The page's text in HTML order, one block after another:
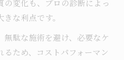
の変化も、プロの診断によっ
な利点です。
駄な施術を避け、必要なケ
ため、コストパフォーマン